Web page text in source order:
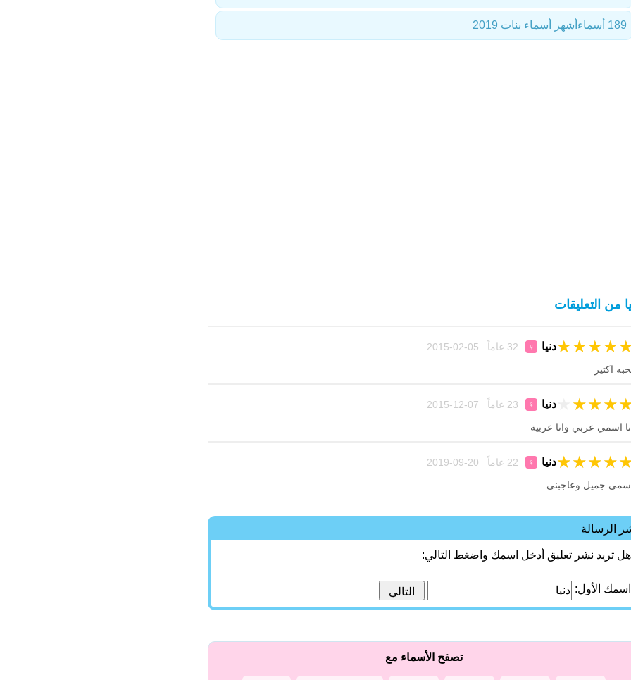
أشهر أسماء بنات 2019 189 أسماء
من التعليقات
دنيا ♀ ★
★
★
★
اكتير
دنيا ♀ ★
★
★
★
اسمي عربي وانا عربية
دنيا ♀ ★
★
★
★
جميل وعاجبني
الرسالة
هل تريد نشر تعليق أدخل اسمك واضغط التالي:
اسمك الأول:
تصفح الأسماء مع